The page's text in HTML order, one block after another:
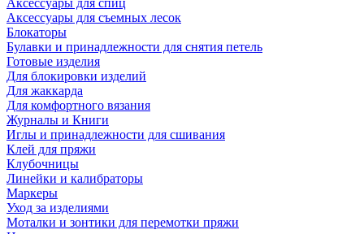
Аксессуары для спиц
Аксессуары для съемных лесок
Блокаторы
Булавки и принадлежности для снятия петель
Готовые изделия
Для блокировки изделий
Для жаккарда
Для комфортного вязания
Журналы и Книги
Иглы и принадлежности для сшивания
Клей для пряжи
Клубочницы
Линейки и калибраторы
Маркеры
Уход за изделиями
Моталки и зонтики для перемотки пряжи